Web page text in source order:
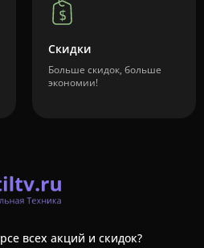
Скидки
Больше скидок, больше
экономии!
всех акций и скидок?